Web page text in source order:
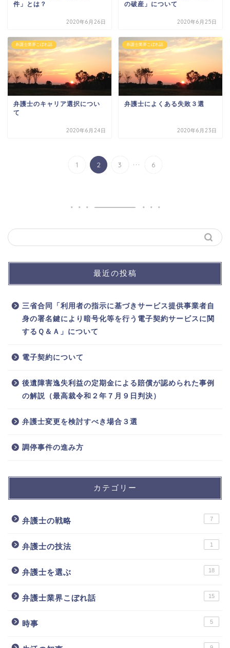
件」とは？
2020年6月26日
の破産」について
2020年6月25日
弁護士業界こぼれ話
弁護士のキャリア選択につい
て
2020年6月24日
弁護士業界こぼれ話
弁護士によくある失敗３選
2020年6月23日
1 2 3 ... 6
最近の投稿
三省合同「利用者の指示に基づきサービス提供事業者自
身の署名鍵により暗号化等を行う電子契約サービスに関
するＱ＆Ａ」について
電子契約について
後遺障害逸失利益の定期金による賠償が認められた事例
の解説（最高裁令和２年７月９日判決）
弁護士変更を検討すべき場合３選
調停事件の進み方
カテゴリー
弁護士の戦略 7
弁護士の技法 1
弁護士を選ぶ 18
弁護士業界こぼれ話 15
時事 5